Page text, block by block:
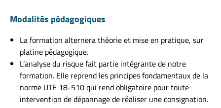
Modalités pédagogiques
La formation alternera théorie et mise en pratique, sur
platine pédagogique.
L’analyse du risque fait partie intégrante de notre
formation. Elle reprend les principes fondamentaux de la
norme UTE 18-510 qui rend obligatoire pour toute
intervention de dépannage de réaliser une consignation.